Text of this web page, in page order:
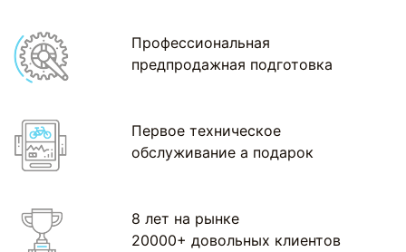
Профессиональная
предпродажная подготовка
Первое техническое
обслуживание а подарок
8 лет на рынке
20000+ довольных клиентов